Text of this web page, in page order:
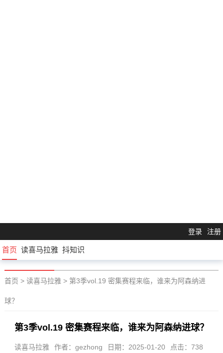
登录 注册
首页 读喜马拉雅 抖知识
首页 > 读喜马拉雅> 第3季vol.19 密集赛程来临，谁来为阿森纳进
球？
第3季vol.19 密集赛程来临，谁来为阿森纳进球？
读喜马拉雅 作者：gezhong 日期：2025-01-20 点击：738